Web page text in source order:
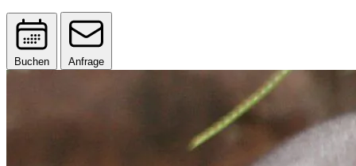
Buchen Anfrage